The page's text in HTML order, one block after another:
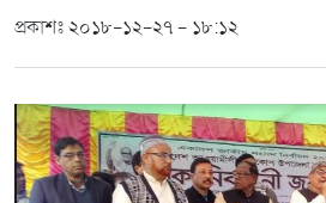
প্রকাশঃ ২০১৮-১২-২৭ - ১৮:১২